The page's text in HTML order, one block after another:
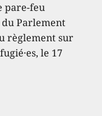
pare-feu
Parlement
règlement sur
le 17